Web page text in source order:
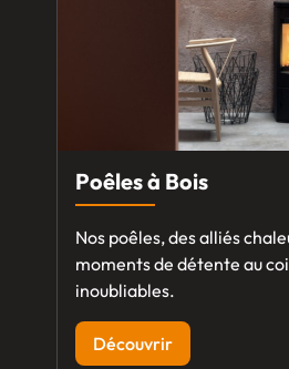
Poêles à Bois
Nos poêles, des alliés
moments de détente au
inoubliables.
Découvrir